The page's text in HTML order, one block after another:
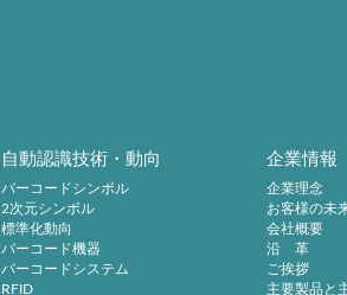
自動認識技術・動向
バーコードシンボル
2次元シンボル
標準化動向
バーコード機器
バーコードシステム
RFID
企業情報
企業理念
お客様の未
会社概要
沿 革
ご挨拶
主要製品と